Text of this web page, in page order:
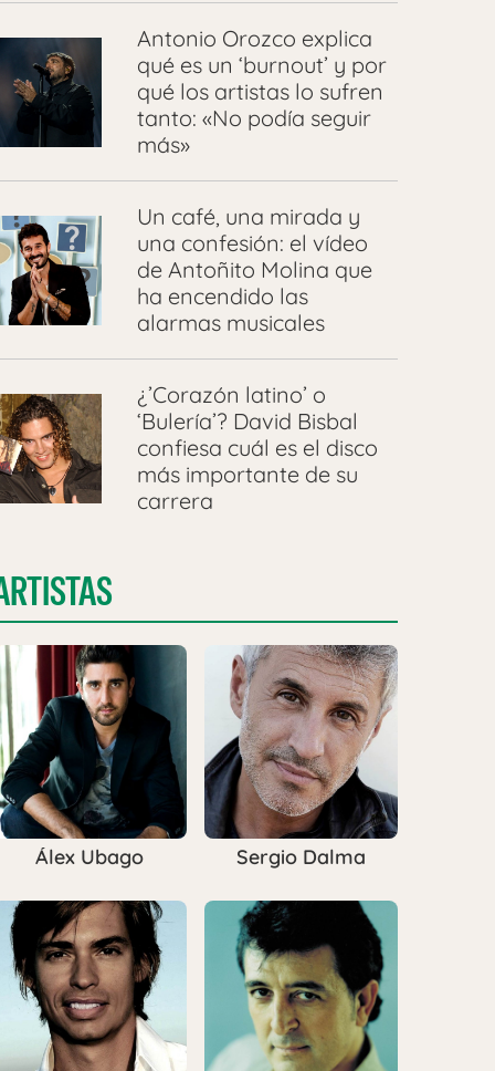
Antonio Orozco explica
qué es un ‘burnout’ y por
qué los artistas lo sufren
tanto: «No podía seguir
más»
Un café, una mirada y
una confesión: el vídeo
de Antoñito Molina que
ha encendido las
alarmas musicales
¿’Corazón latino’ o
‘Bulería’? David Bisbal
confiesa cuál es el disco
más importante de su
carrera
Álex Ubago Sergio Dalma